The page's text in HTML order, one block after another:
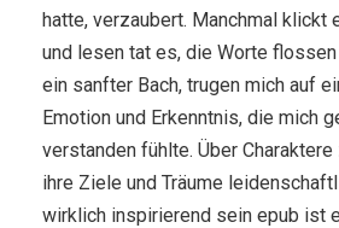
hatte, verzaubert. Manchmal klickt
und lesen tat es, die Worte
ein sanfter Bach, trugen mich auf
Emotion und Erkenntnis, die mich
verstanden fühlte. Über
ihre Ziele und Träume
wirklich inspirierend sein epub ist